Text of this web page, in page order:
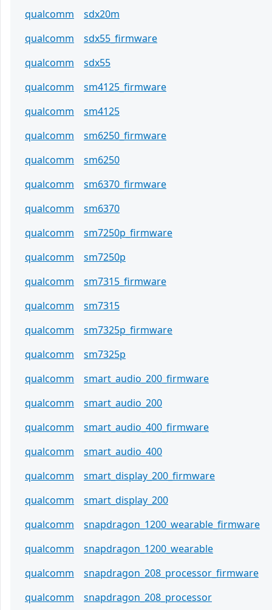
qualcomm
sdx20m
qualcomm
sdx55_firmware
qualcomm
sdx55
qualcomm
sm4125_firmware
qualcomm
sm4125
qualcomm
sm6250_firmware
qualcomm
sm6250
qualcomm
sm6370_firmware
qualcomm
sm6370
qualcomm
sm7250p_firmware
qualcomm
sm7250p
qualcomm
sm7315_firmware
qualcomm
sm7315
qualcomm
sm7325p_firmware
qualcomm
sm7325p
qualcomm
smart_audio_200_firmware
qualcomm
smart_audio_200
qualcomm
smart_audio_400_firmware
qualcomm
smart_audio_400
qualcomm
smart_display_200_firmware
qualcomm
smart_display_200
qualcomm
snapdragon_1200_wearable_firmware
qualcomm
snapdragon_1200_wearable
qualcomm
snapdragon_208_processor_firmware
qualcomm
snapdragon_208_processor